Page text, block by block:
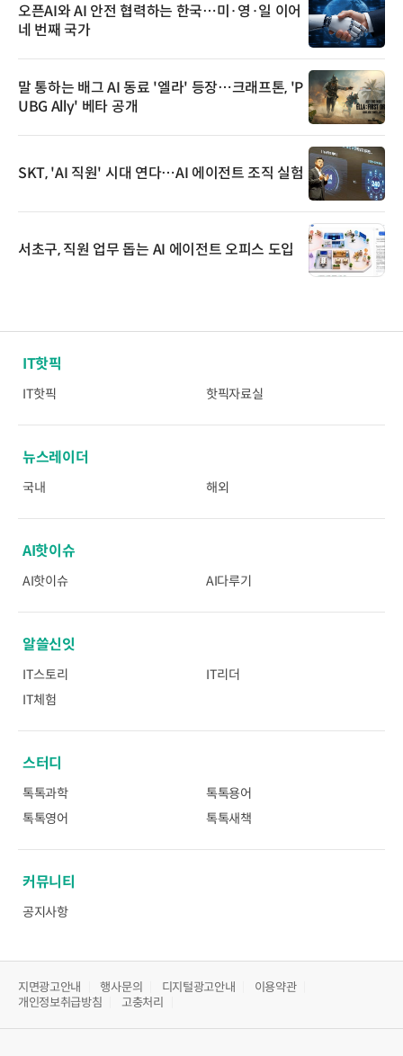
오픈AI와 AI 안전 협력하는 한국…미·영·일 이어
네 번째 국가
말 통하는 배그 AI 동료 '엘라' 등장…크래프톤, 'P
UBG Ally' 베타 공개
SKT, 'AI 직원' 시대 연다…AI 에이전트 조직 실험
서초구, 직원 업무 돕는 AI 에이전트 오피스 도입
IT핫픽
IT핫픽 핫픽자료실
뉴스레이더
국내 해외
AI핫이슈
AI핫이슈 AI다루기
알쓸신잇
IT스토리
IT리더
IT체험
스터디
톡톡과학
톡톡용어
톡톡영어
톡톡새책
커뮤니티
공지사항
지면광고안내 행사문의 디지털광고안내
이용약관
개인정보취급방침
고충처리